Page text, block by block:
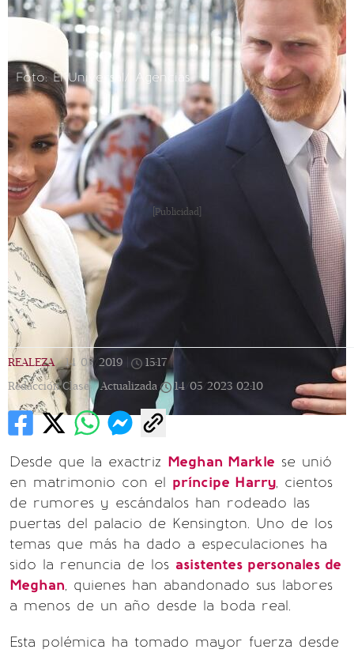
Foto: El Universal/ Agencias
[Publicidad]
REALEZA | 14/03/2019 15:17 |
Redacción Clase | Actualizada 14/05/2023 02:10
Desde que la exactriz Meghan Markle se unió
en matrimonio con el príncipe Harry, cientos
de rumores y escándalos han rodeado las
puertas del palacio de Kensington. Uno de los
temas que más ha dado a especulaciones ha
sido la renuncia de los asistentes personales de
Meghan, quienes han abandonado sus labores
a menos de un año desde la boda real.
Esta polémica ha tomado mayor fuerza desde